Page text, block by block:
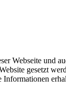
Webseite und
gesetzt
Informationen